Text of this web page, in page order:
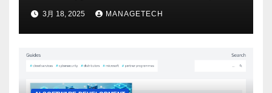
ビデオを見て「ゲームパフォー
マンスという芸術形式に不安を
感じた」と語る – IGN
3月 18, 2025 MANAGETECH